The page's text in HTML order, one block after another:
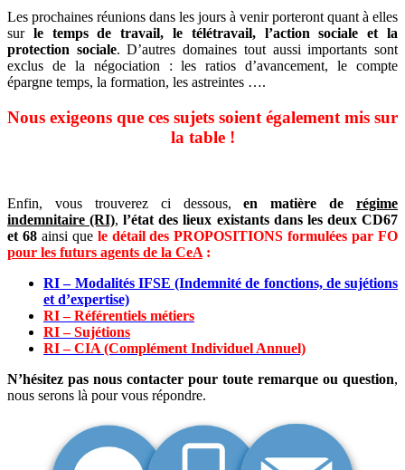
Les prochaines réunions dans les jours à venir porteront quant à elles
sur le temps de travail, le télétravail, l’action sociale et la
protection sociale. D’autres domaines tout aussi importants sont
exclus de la négociation : les ratios d’avancement, le compte
épargne temps, la formation, les astreintes ….
Nous exigeons que ces sujets soient également mis sur
la table !
Enfin, vous trouverez ci dessous, en matière de régime
indemnitaire (RI),l’état des lieux existants dans les deux CD67
et 68ainsi que le détail des PROPOSITIONS formulées par FO
pour les futurs agents de la CeA :
RI – Modalités IFSE (Indemnité de fonctions, de sujétions
et d’expertise)
RI – Référentiels métiers
RI – Sujétions
RI – CIA (Complément Individuel Annuel)
N’hésitez pas nous contacter pour toute remarque ou question,
nous serons là pour vous répondre.